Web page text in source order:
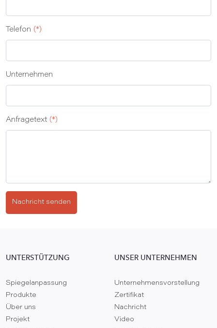
Telefon (*)
Unternehmen
Anfragetext (*)
Nachricht senden
UNTERSTÜTZUNG
Spiegelanpassung
Produkte
Über uns
Projekt
UNSER UNTERNEHMEN
Unternehmensvorstellung
Zertifikat
Nachricht
Video